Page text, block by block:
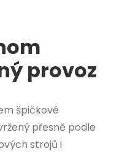
provoz
špičkové
přesně podle
strojů i